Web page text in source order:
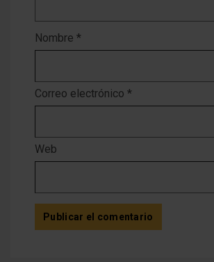
Nombre *
Correo electrónico *
Web